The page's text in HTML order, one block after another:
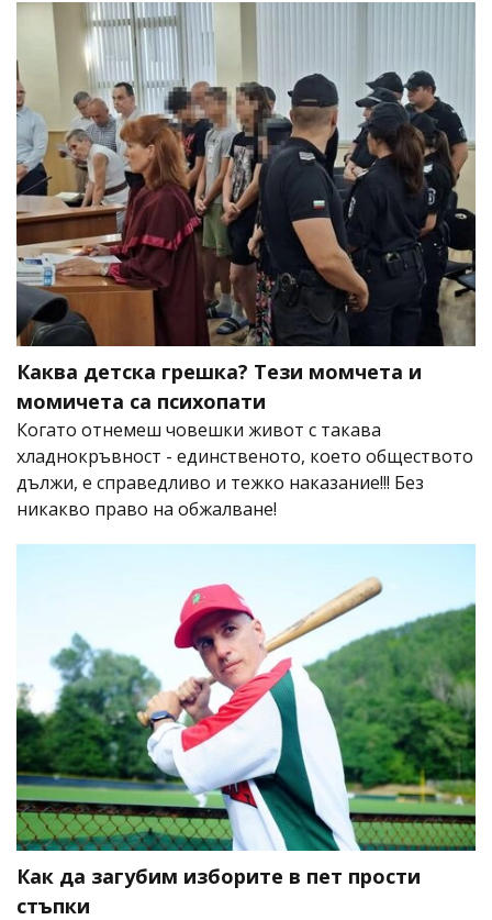
Каква детска грешка? Тези момчета и
момичета са психопати
Когато отнемеш човешки живот с такава
хладнокръвност - единственото, което обществото
дължи, е справедливо и тежко наказание!!! Без
никакво право на обжалване!
Как да загубим изборите в пет прости
стъпки